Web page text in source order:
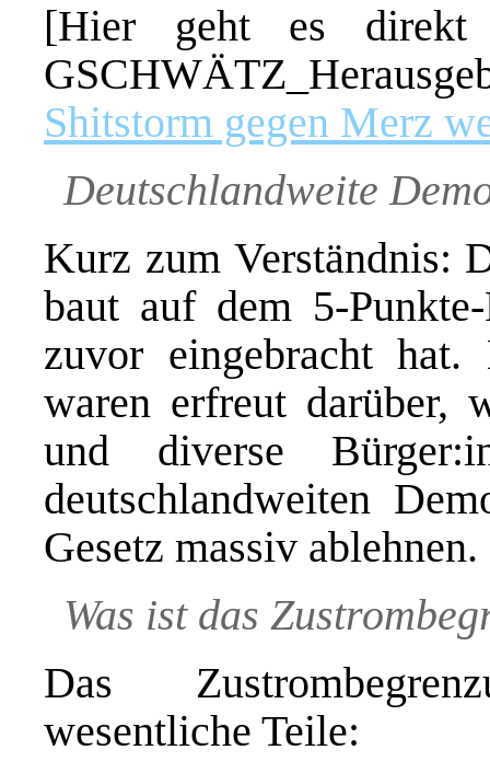
[Hier geht es direkt
Shitstorm gegen Merz
Deutschlandweite
Kurz zum Verständnis:
baut auf dem 5-
zuvor eingebracht
waren erfreut darüber,
und diverse
deutschlandweiten
Gesetz massiv ablehnen.
Was ist das
Das
wesentliche Teile: